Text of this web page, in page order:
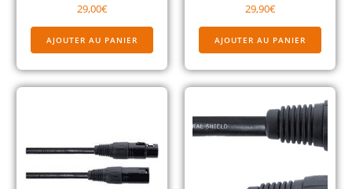
29,00€
AJOUTER AU PANIER
29,90€
AJOUTER AU PANIER